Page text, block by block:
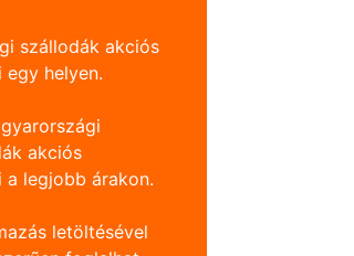
szállodák akciós
egy helyen.
akciós
a legjobb árakon.
letöltésével